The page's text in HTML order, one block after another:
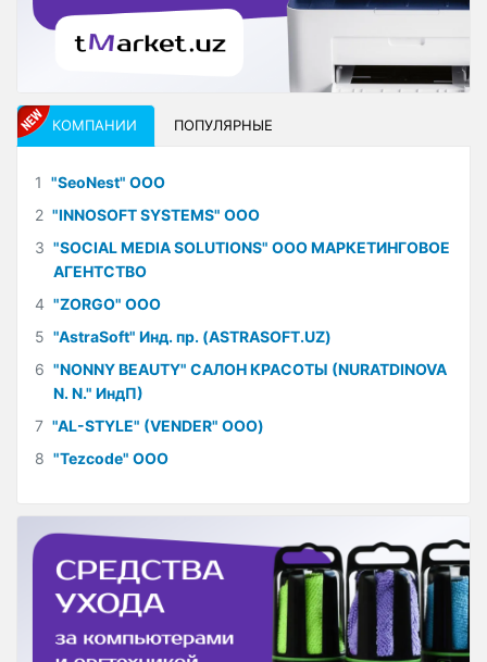
КОМПАНИИ ПОПУЛЯРНЫЕ
1 "SeoNest" ООО
2 "INNOSOFT SYSTEMS" ООО
3 "SOCIAL MEDIA SOLUTIONS" ООО МАРКЕТИНГОВОЕ
АГЕНТСТВО
4 "ZORGO" ООО
5 "AstraSoft" Инд. пр. (ASTRASOFT.UZ)
6 "NONNY BEAUTY" САЛОН КРАСОТЫ (NURATDINOVA
N. N." ИндП)
7 "AL-STYLE" (VENDER" ООО)
8 "Tezcode" ООО